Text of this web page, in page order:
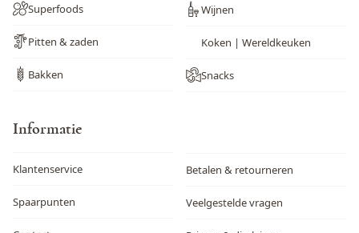
Superfoods
Pitten & zaden
Bakken
Wijnen
Koken | Wereldkeuken
Snacks
Informatie
Klantenservice
Spaarpunten
Betalen & retourneren
Veelgestelde vragen